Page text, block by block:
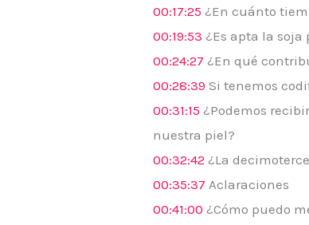
00:17:25 ¿En cuánto
00:19:53 ¿Es apta la soja
00:24:27 ¿En qué
00:28:39 Si tenemos
00:31:15 ¿Podemos
nuestra piel?
00:32:42 ¿La
00:35:37 Aclaraciones
00:41:00 ¿Cómo puedo